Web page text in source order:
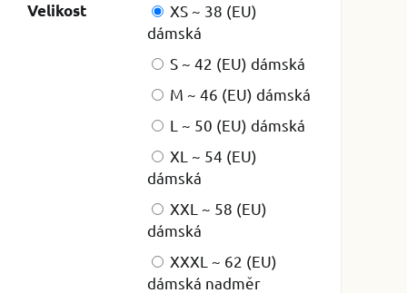
Velikost
XS ~ 38 (EU)
dámská
S ~ 42 (EU) dámská
M ~ 46 (EU) dámská
L ~ 50 (EU) dámská
XL ~ 54 (EU)
dámská
XXL ~ 58 (EU)
dámská
XXXL ~ 62 (EU)
dámská nadměr